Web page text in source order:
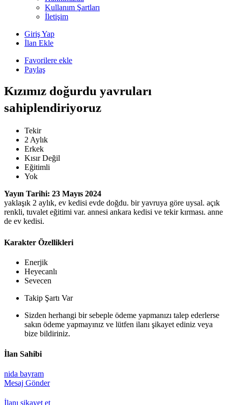
Kullanım Şartları
İletişim
Giriş Yap
İlan Ekle
Favorilere ekle
Paylaş
Kızımız doğurdu yavruları
sahiplendiriyoruz
Tekir
2 Aylık
Erkek
Kısır Değil
Eğitimli
Yok
Yayın Tarihi: 23 Mayıs 2024
yaklaşık 2 aylık, ev kedisi evde doğdu. bir yavruya göre uysal. açık
renkli, tuvalet eğitimi var. annesi ankara kedisi ve tekir kırması. anne
de ev kedisi.
Karakter Özellikleri
Enerjik
Heyecanlı
Sevecen
Takip Şartı Var
Sizden herhangi bir sebeple ödeme yapmanızı talep ederlerse
sakın ödeme yapmayınız ve lütfen ilanı şikayet ediniz veya
bize bildiriniz.
İlan Sahibi
nida bayram
Mesaj Gönder
İlanı şikayet et